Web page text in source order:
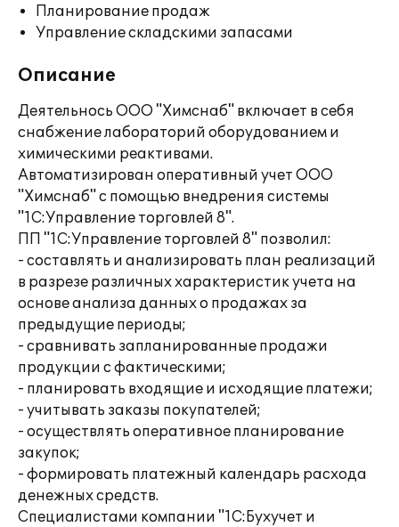
Планирование продаж
Управление складскими запасами
Описание
Деятельнось ООО "Химснаб" включает в себя
снабжение лабораторий оборудованием и
химическими реактивами.
Автоматизирован оперативный учет ООО
"Химснаб" с помощью внедрения системы
"1С:Управление торговлей 8".
ПП "1С:Управление торговлей 8" позволил:
- составлять и анализировать план реализаций
в разрезе различных характеристик учета на
основе анализа данных о продажах за
предыдущие периоды;
- сравнивать запланированные продажи
продукции с фактическими;
- планировать входящие и исходящие платежи;
- учитывать заказы покупателей;
- осуществлять оперативное планирование
закупок;
- формировать платежный календарь расхода
денежных средств.
Специалистами компании "1С:Бухучет и